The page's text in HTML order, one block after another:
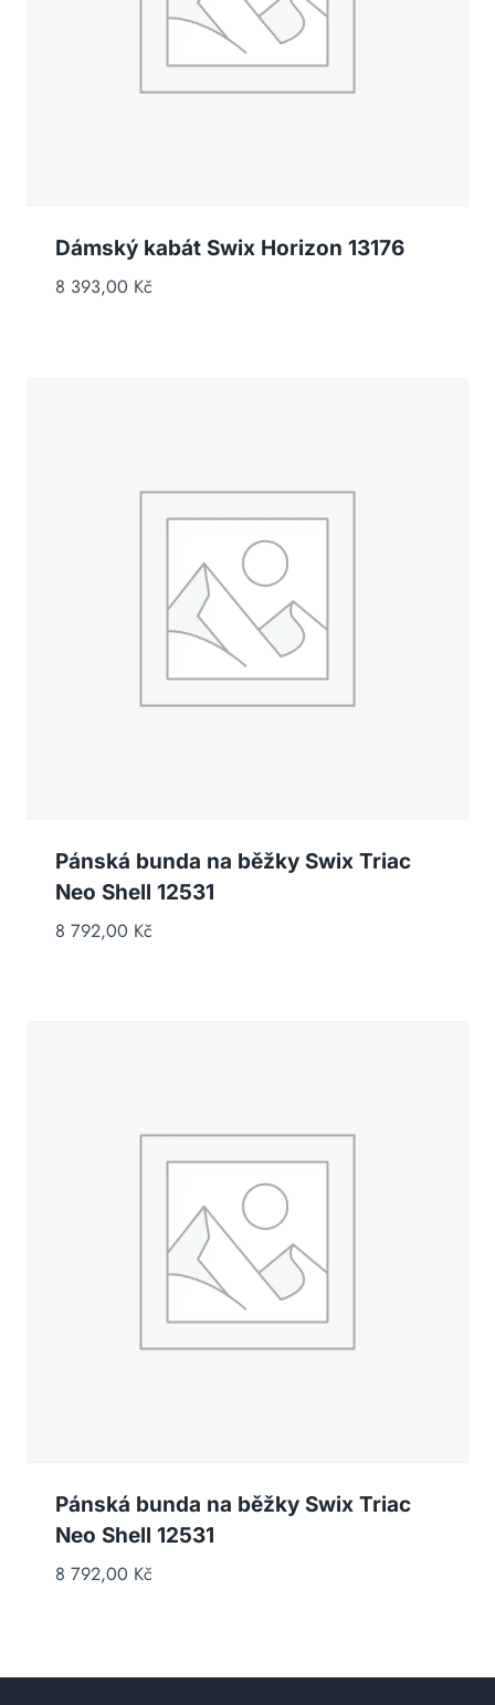
Dámský kabát Swix Horizon 13176
8 393,00 Kč
Pánská bunda na běžky Swix Triac
Neo Shell 12531
8 792,00 Kč
Pánská bunda na běžky Swix Triac
Neo Shell 12531
8 792,00 Kč